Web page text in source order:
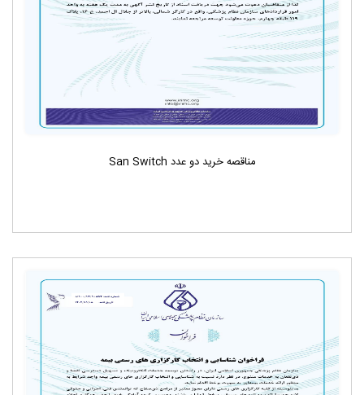
مناقصه خرید دو عدد San Switch